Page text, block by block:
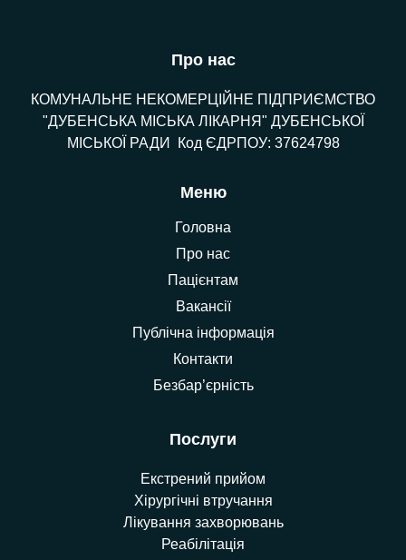
Про нас
КОМУНАЛЬНЕ НЕКОМЕРЦІЙНЕ ПІДПРИЄМСТВО
"ДУБЕНСЬКА МІСЬКА ЛІКАРНЯ" ДУБЕНСЬКОЇ
МІСЬКОЇ РАДИ Код ЄДРПОУ: 37624798
Меню
Головна
Про нас
Пацієнтам
Вакансії
Публічна інформація
Контакти
Безбар’єрність
Послуги
Екстрений прийом
Хірургічні втручання
Лікування захворювань
Реабілітація